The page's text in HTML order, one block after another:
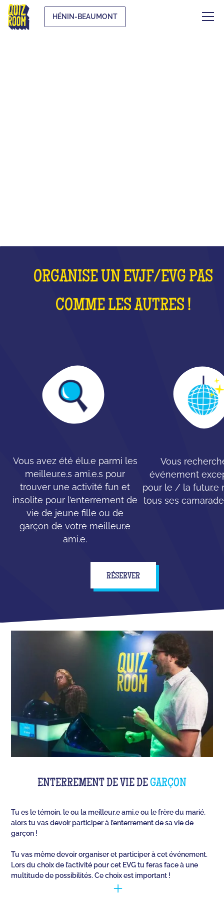
HÉNIN-BEAUMONT
ORGANISE UN EVJF/EVG PAS
COMME LES AUTRES !
Vous avez été élu.e parmi les
meilleur.e.s ami.e.s pour
trouver une activité fun et
insolite pour l’enterrement de
vie de jeune fille ou de
garçon de votre meilleur.e
ami.e.
Vous
événement
pour le / la futur.e
tous ses
RÉSERVER
ENTERREMENT DE VIE DEGARÇON
Tu es le témoin, le ou la meilleur.e ami.e ou le frère du marié,
alors tu vas devoir participer à l’enterrement de sa vie de
garçon !
Tu vas même devoir organiser et participer à cet événement.
Lors du choix de l’activité pour cet EVG tu feras face à une
multitude de possibilités. Ce choix est important !